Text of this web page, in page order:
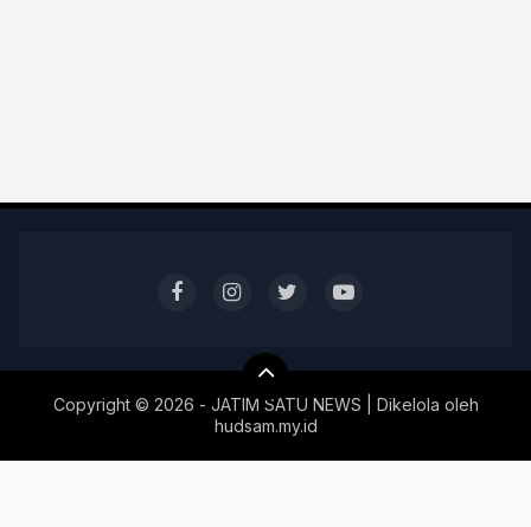
Copyright © 2026 - JATIM SATU NEWS | Dikelola oleh
hudsam.my.id